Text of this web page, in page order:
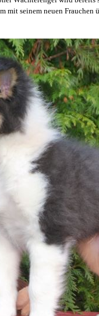
mit seinem neuen Frauchen